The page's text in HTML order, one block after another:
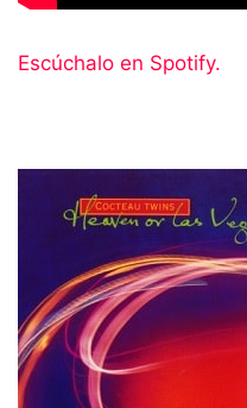
Escúchalo en Spotify.